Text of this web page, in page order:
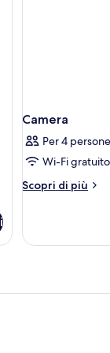
Camera
Per 4 persone
Wi-Fi gratuito
Scopri di più
Altri
City Center